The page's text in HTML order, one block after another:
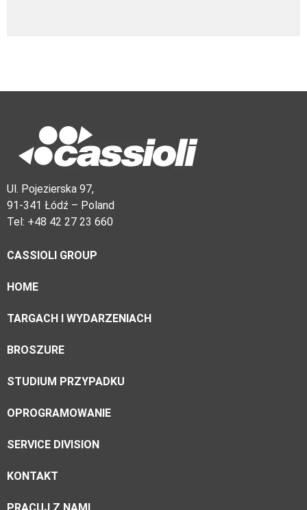
Ul. Pojezierska 97,
91-341 Łódź – Poland
Tel: +48 42 27 23 660
CASSIOLI GROUP
HOME
TARGACH I WYDARZENIACH
BROSZURE
STUDIUM PRZYPADKU
OPROGRAMOWANIE
SERVICE DIVISION
KONTAKT